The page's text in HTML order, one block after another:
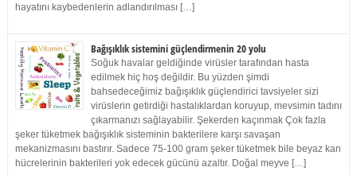
hayatını kaybedenlerin adlandırılması […]
Bağışıklık sistemini güçlendirmenin 20 yolu
Soğuk havalar geldiğinde virüsler tarafından hasta
edilmek hiç hoş değildir. Bu yüzden şimdi
bahsedeceğimiz bağışıklık güçlendirici tavsiyeler sizi
virüslerin getirdiği hastalıklardan koruyup, mevsimin tadını
çıkarmanızı sağlayabilir. Şekerden kaçınmak Çok fazla
şeker tüketmek bağışıklık sisteminin bakterilere karşı savaşan
mekanizmasını bastırır. Sadece 75-100 gram şeker tüketmek bile beyaz kan
hücrelerinin bakterileri yok edecek gücünü azaltır. Doğal meyve […]